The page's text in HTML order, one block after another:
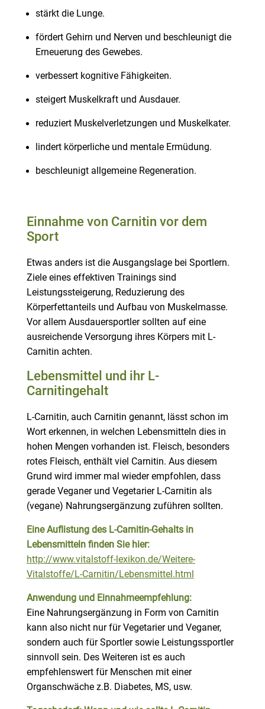
stärkt die Lunge.
fördert Gehirn und Nerven und beschleunigt die
Erneuerung des Gewebes.
verbessert kognitive Fähigkeiten.
steigert Muskelkraft und Ausdauer.
reduziert Muskelverletzungen und Muskelkater.
lindert körperliche und mentale Ermüdung.
beschleunigt allgemeine Regeneration.
Einnahme von Carnitin vor dem
Sport
Etwas anders ist die Ausgangslage bei Sportlern.
Ziele eines effektiven Trainings sind
Leistungssteigerung, Reduzierung des
Körperfettanteils und Aufbau von Muskelmasse.
Vor allem Ausdauersportler sollten auf eine
ausreichende Versorgung ihres Körpers mit L-
Carnitin achten.
Lebensmittel und ihr L-
Carnitingehalt
L-Carnitin, auch Carnitin genannt, lässt schon im
Wort erkennen, in welchen Lebensmitteln dies in
hohen Mengen vorhanden ist. Fleisch, besonders
rotes Fleisch, enthält viel Carnitin. Aus diesem
Grund wird immer mal wieder empfohlen, dass
gerade Veganer und Vegetarier L-Carnitin als
(vegane) Nahrungsergänzung zuführen sollten.
Eine Auflistung des L-Carnitin-Gehalts in
Lebensmitteln finden Sie hier:
http://www.vitalstoff-lexikon.de/Weitere-
Vitalstoffe/L-Carnitin/Lebensmittel.html
Anwendung und Einnahmeempfehlung:
Eine Nahrungsergänzung in Form von Carnitin
kann also nicht nur für Vegetarier und Veganer,
sondern auch für Sportler sowie Leistungssportler
sinnvoll sein. Des Weiteren ist es auch
empfehlenswert für Menschen mit einer
Organschwäche z.B. Diabetes, MS, usw.